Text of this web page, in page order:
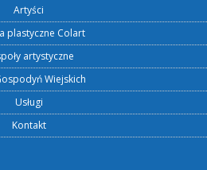
Artyści
plastyczne Colart
artystyczne
Wiejskich
Usługi
Kontakt